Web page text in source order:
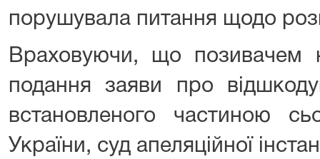
порушувала питання щодо
Враховуючи, що позивачем
подання заяви про
встановленого частиною
України, суд апеляційної